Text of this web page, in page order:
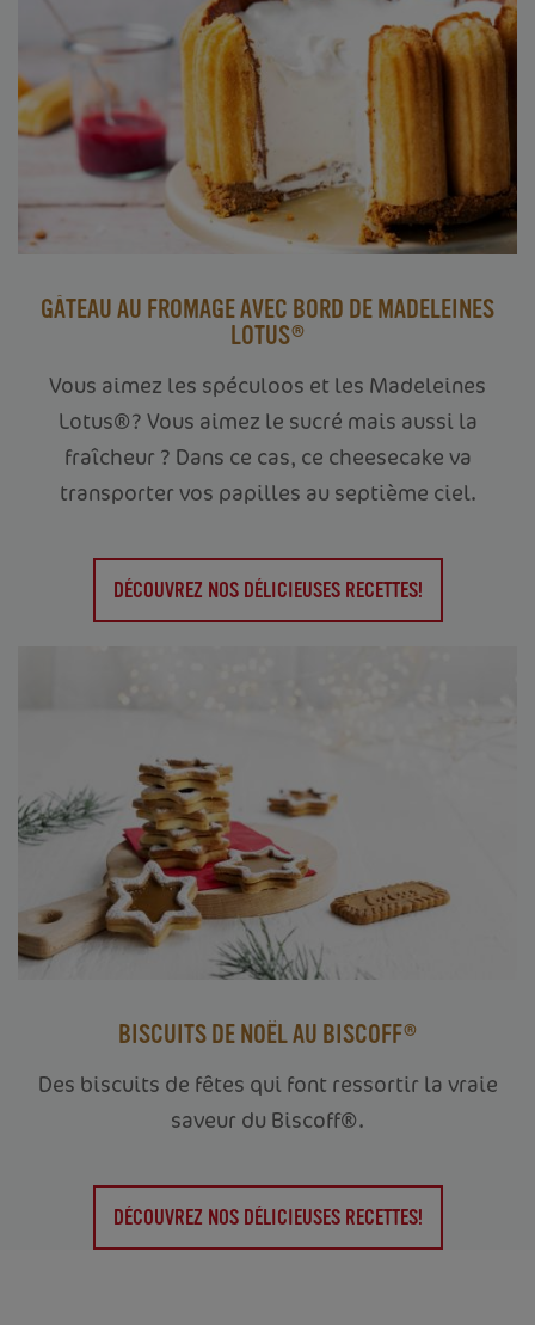
ACCUEIL
GÂTEAU AU FROMAGE AVEC BORD DE MADELEINES
LOTUS®
Vous aimez les spéculoos et les Madeleines
Lotus®? Vous aimez le sucré mais aussi la
fraîcheur ? Dans ce cas, ce cheesecake va
transporter vos papilles au septième ciel.
DÉCOUVREZ NOS DÉLICIEUSES RECETTES!
BISCUITS DE NOËL AU BISCOFF®
Des biscuits de fêtes qui font ressortir la vraie
saveur du Biscoff®.
DÉCOUVREZ NOS DÉLICIEUSES RECETTES!